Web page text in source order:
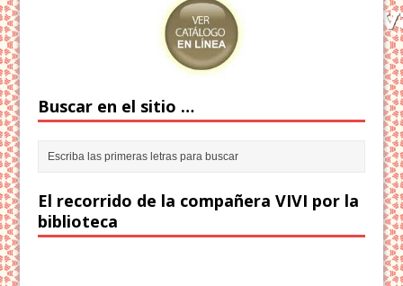
Buscar en el sitio …
El recorrido de la compañera VIVI por la
biblioteca